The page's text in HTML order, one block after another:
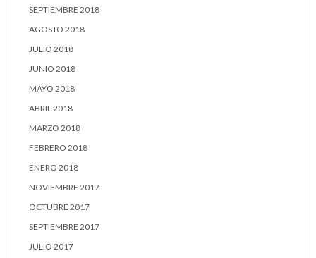
SEPTIEMBRE 2018
AGOSTO 2018
JULIO 2018
JUNIO 2018
MAYO 2018
ABRIL 2018
MARZO 2018
FEBRERO 2018
ENERO 2018
NOVIEMBRE 2017
OCTUBRE 2017
SEPTIEMBRE 2017
JULIO 2017